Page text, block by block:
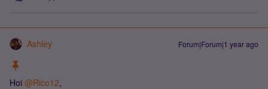
Ashley Forum|Forum|1 year ago
Hoi @Rico12,